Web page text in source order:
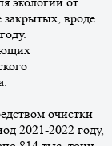
закрытых, вроде
очистки
2021-2022 году,